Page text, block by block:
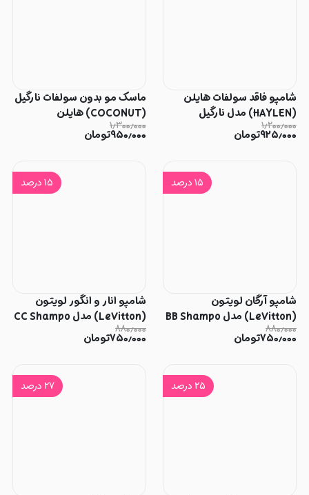
شامپو فاقد سولفات هایلن
(HAYLEN) مدل نارگیل
(COCONUT)
۱٫۲۰۰٫۰۰۰
۹۲۵٫۰۰۰تومان
ماسک مو بدون سولفات نارگیل
(COCONUT) هایلن
(HAYLEN)
۱٫۳۰۰٫۰۰۰
۹۵۰٫۰۰۰تومان
۱۵درصد
شامپو آرگان لویتون
(LeVitton) مدل BB Shampo
حجم 470 میل
۸۸۰٫۰۰۰
۷۵۰٫۰۰۰تومان
۱۵درصد
شامپو انار و انگور لویتون
(LeVitton) مدل CC Shampo
حجم 470 میل
۸۸۰٫۰۰۰
۷۵۰٫۰۰۰تومان
۲۵ درصد ۲۷ درصد